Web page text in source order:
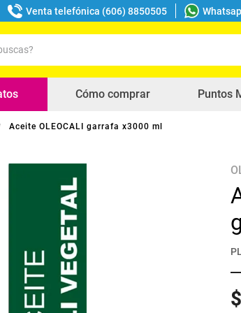
Venta telefónica (606) 8850505
Cómo comprar Puntos
Aceite OLEOCALI garrafa x3000 ml
$
buscados